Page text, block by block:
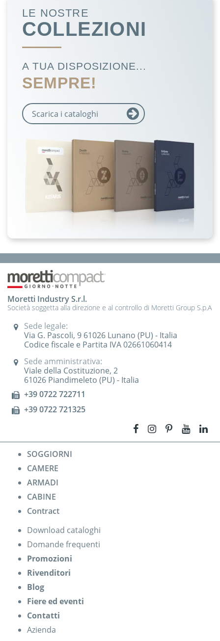
LE NOSTRE
COLLEZIONI
A TUA DISPOSIZIONE...
SEMPRE!
Scarica i cataloghi
Moretti Industry S.r.l.
Società soggetta alla direzione e al controllo di Moretti Group S.p.A
Sede legale:
Via G. Pascoli, 9 61026 Lunano (PU) - Italia
Codice fiscale e Partita IVA 02661060414
Sede amministrativa:
Viale della Costituzione, 2
61026 Piandimeleto (PU) - Italia
+39 0722 722711
+39 0722 721325
SOGGIORNI
CAMERE
ARMADI
CABINE
Contract
Download cataloghi
Domande frequenti
Promozioni
Rivenditori
Blog
Fiere ed eventi
Contatti
Azienda